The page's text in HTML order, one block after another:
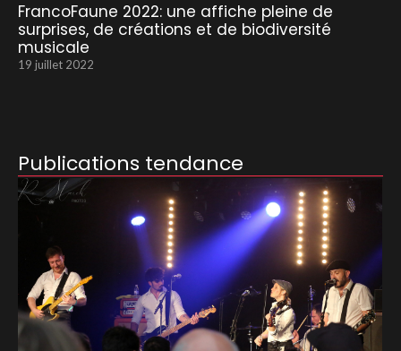
FrancoFaune 2022: une affiche pleine de
surprises, de créations et de biodiversité
musicale
19 juillet 2022
Publications tendance